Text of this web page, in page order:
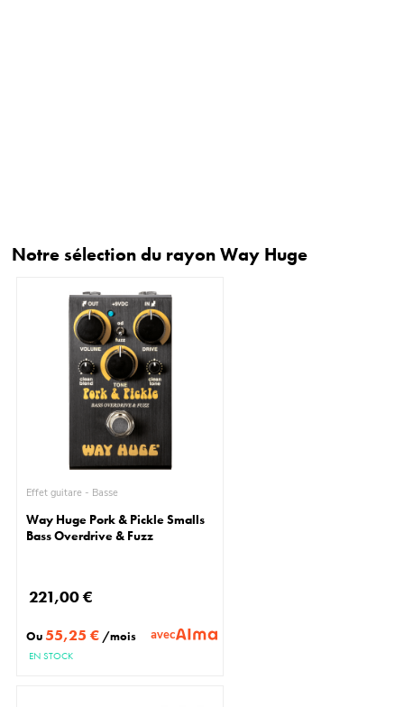
Notre sélection du rayon Way Huge
Effet guitare - Basse
Way Huge Pork & Pickle Smalls
Bass Overdrive & Fuzz
221,00 €
Ou55,25 € /mois avec
EN STOCK